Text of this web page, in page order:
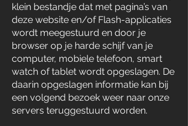
klein bestandje dat met pagina’s van
deze website en/of Flash-applicaties
wordt meegestuurd en door je
browser op je harde schijf van je
computer, mobiele telefoon, smart
watch of tablet wordt opgeslagen. De
daarin opgeslagen informatie kan bij
een volgend bezoek weer naar onze
servers teruggestuurd worden.